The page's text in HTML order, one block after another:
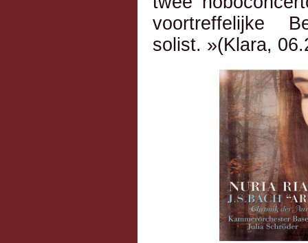
voortreffelijke
solist. »(Klara,